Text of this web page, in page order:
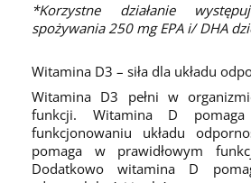
*Korzystne działanie
spożywania 250 mg EPA i/ DHA
Witamina D3 – siła dla układu
Witamina D3 pełni w
funkcji. Witamina D
funkcjonowaniu układu
pomaga w prawidłowym
Dodatkowo witamina D